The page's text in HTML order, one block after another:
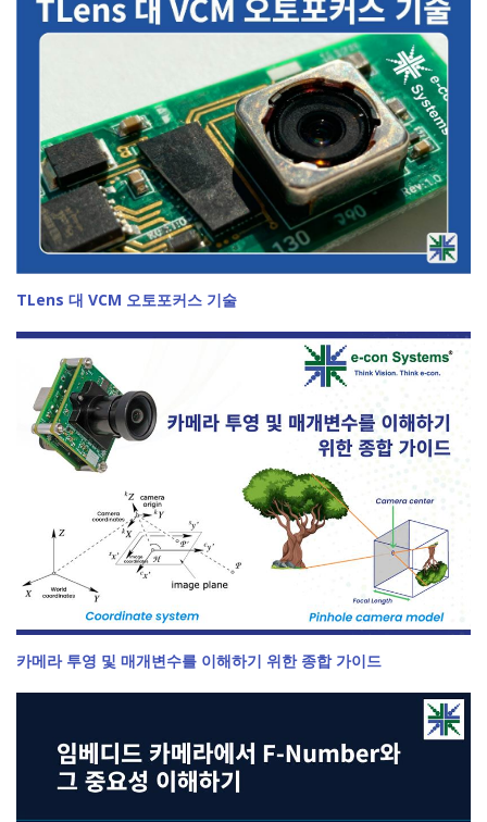
TLens 대 VCM 오토포커스 기술
카메라 투영 및 매개변수를 이해하기 위한 종합 가이드